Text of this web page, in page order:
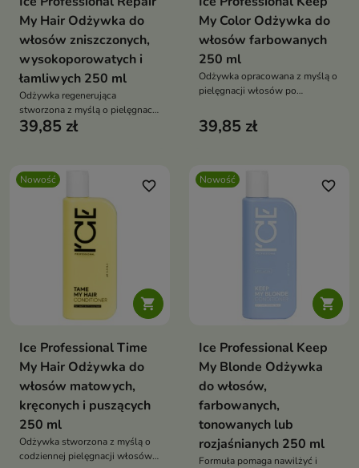
My Hair Odżywka do
włosów zniszczonych,
wysokoporowatych i
łamliwych 250 ml
Odżywka regenerująca
stworzona z myślą o pielęgnacji
włosów osłabionych, suchych i
39,85 zł
My Color Odżywka do
włosów farbowanych
250 ml
Odżywka opracowana z myślą o
pielęgnacji włosów po
39,85 zł
Nowość

favorite_border
Ice Professional Time
My Hair Odżywka do
włosów matowych,
kręconych i puszących
250 ml
Odżywka stworzona z myślą o
codziennej pielęgnacji włosów
Nowość

favorite_border
Ice Professional Keep
My Blonde Odżywka
do włosów,
farbowanych,
tonowanych lub
rozjaśnianych 250 ml
Formuła pomaga nawilżyć i